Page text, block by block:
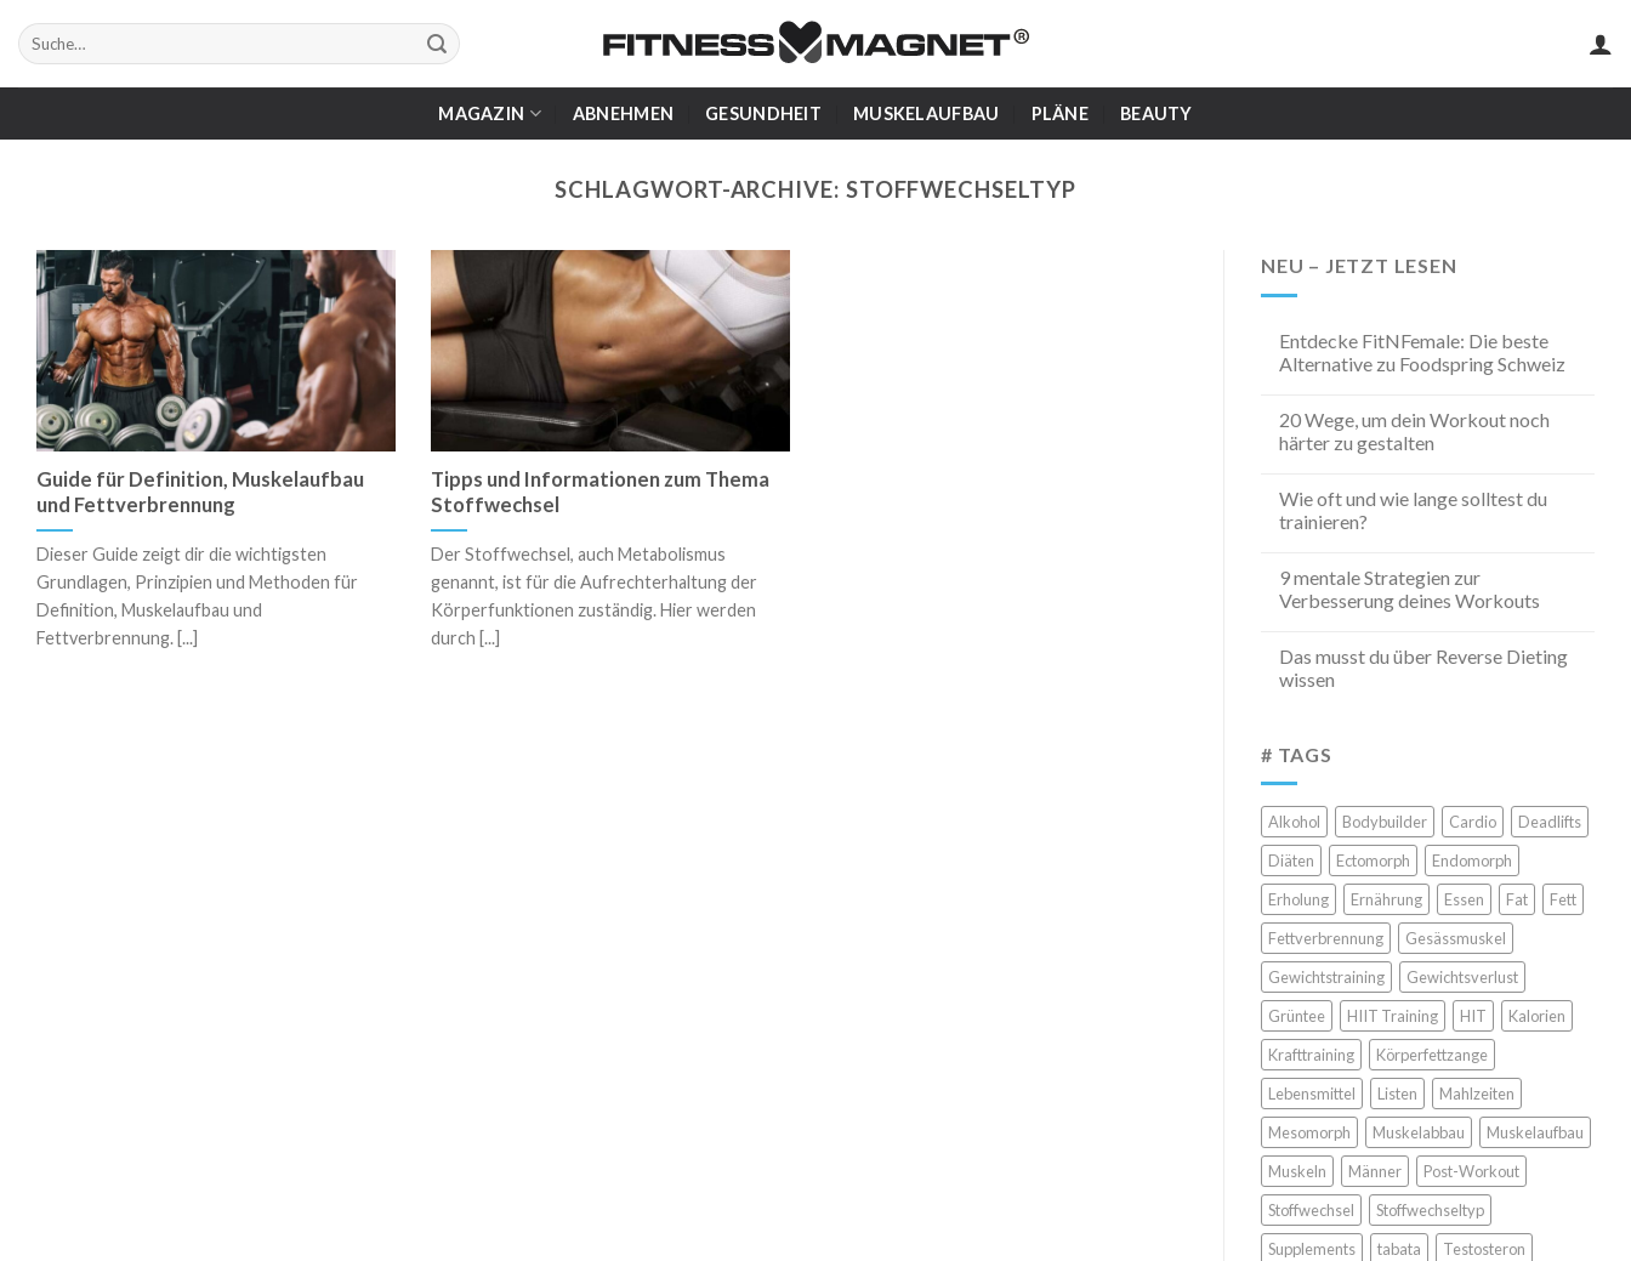
Inhalt
Suche
nach:
MAGAZIN ABNEHMEN GESUNDHEIT MUSKELAUFBAU PLÄNE BEAUTY
SCHLAGWORT-ARCHIVE: STOFFWECHSELTYP
Guide für Definition, Muskelaufbau
und Fettverbrennung
Dieser Guide zeigt dir die wichtigsten
Grundlagen, Prinzipien und Methoden für
Definition, Muskelaufbau und
Fettverbrennung. [...]
Tipps und Informationen zum Thema
Stoffwechsel
Der Stoffwechsel, auch Metabolismus
genannt, ist für die Aufrechterhaltung der
Körperfunktionen zuständig. Hier werden
durch [...]
NEU – JETZT LESEN
Entdecke FitNFemale: Die beste
Alternative zu Foodspring Schweiz
20 Wege, um dein Workout noch
härter zu gestalten
Wie oft und wie lange solltest du
trainieren?
9 mentale Strategien zur
Verbesserung deines Workouts
Das musst du über Reverse Dieting
wissen
# TAGS
Alkohol Bodybuilder Cardio
Deadlifts
Diäten
Ectomorph
Endomorph
Erholung
Ernährung Essen Fat
Fett
Fettverbrennung
Gesässmuskel
Gewichtstraining
Gewichtsverlust
Grüntee
HIIT Training HIT
Kalorien
Krafttraining
Körperfettzange
Lebensmittel
Listen
Mahlzeiten
Mesomorph
Muskelabbau
Muskelaufbau
Muskeln
Männer
Post-Workout
Stoffwechsel
Stoffwechseltyp
Supplements
tabata
Testosteron